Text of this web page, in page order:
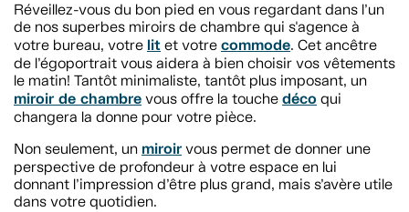
Réveillez-vous du bon pied en vous regardant dans l’un
de nos superbes miroirs de chambre qui s'agence à
votre bureau, votre lit et votre commode. Cet ancêtre
de l’égoportrait vous aidera à bien choisir vos vêtements
le matin! Tantôt minimaliste, tantôt plus imposant, un
miroir de chambre vous offre la touche déco qui
changera la donne pour votre pièce.
Non seulement, un miroir vous permet de donner une
perspective de profondeur à votre espace en lui
donnant l’impression d’être plus grand, mais s’avère utile
dans votre quotidien.